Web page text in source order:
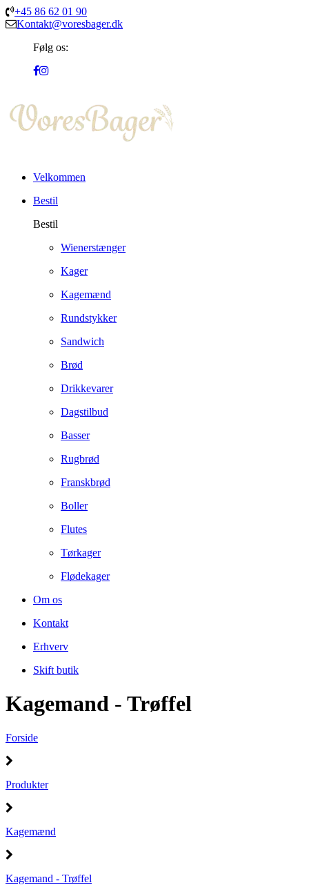
+45 86 62 01 90
Kontakt@voresbager.dk
Følg os:
Velkommen
Bestil
Bestil
Wienerstænger
Kager
Kagemænd
Rundstykker
Sandwich
Brød
Drikkevarer
Dagstilbud
Basser
Rugbrød
Franskbrød
Boller
Flutes
Tørkager
Flødekager
Om os
Kontakt
Erhverv
Skift butik
Kagemand - Trøffel
Forside
Produkter
Kagemænd
Kagemand - Trøffel